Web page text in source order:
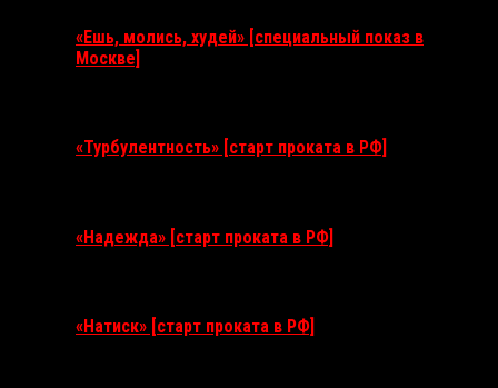
«Ешь, молись, худей» [специальный показ в
Москве]
«Турбулентность» [старт проката в РФ]
«Надежда» [старт проката в РФ]
«Натиск» [старт проката в РФ]